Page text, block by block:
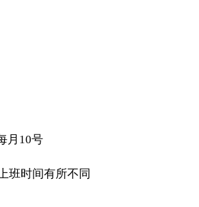
月10号
班时间有所不同